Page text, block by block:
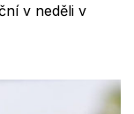
v neděli v